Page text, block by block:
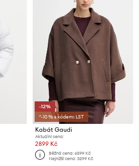
-12%
*-10 % s kódem: LST
Kabát Gaudi
Aktuální cena:
2899 Kč
Běžná cena:6599 Kč
Nejnižší cena:3299 Kč